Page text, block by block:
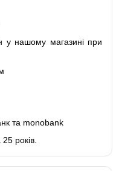
у нашому магазині при
та monobank
років.